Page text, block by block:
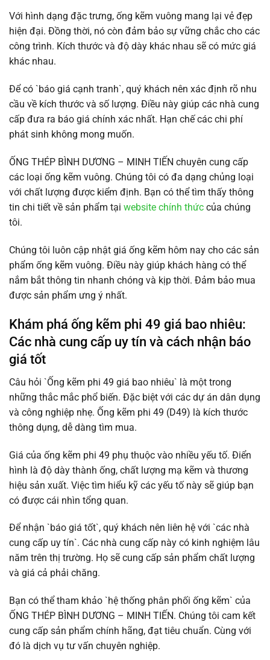
Với hình dạng đặc trưng, ống kẽm vuông mang lại vẻ đẹp
hiện đại. Đồng thời, nó còn đảm bảo sự vững chắc cho các
công trình. Kích thước và độ dày khác nhau sẽ có mức giá
khác nhau.
Để có `báo giá cạnh tranh`, quý khách nên xác định rõ nhu
cầu về kích thước và số lượng. Điều này giúp các nhà cung
cấp đưa ra báo giá chính xác nhất. Hạn chế các chi phí
phát sinh không mong muốn.
ỐNG THÉP BÌNH DƯƠNG – MINH TIẾN chuyên cung cấp
các loại ống kẽm vuông. Chúng tôi có đa dạng chủng loại
với chất lượng được kiểm định. Bạn có thể tìm thấy thông
tin chi tiết về sản phẩm tại website chính thức của chúng
tôi.
Chúng tôi luôn cập nhật giá ống kẽm hôm nay cho các sản
phẩm ống kẽm vuông. Điều này giúp khách hàng có thể
nắm bắt thông tin nhanh chóng và kịp thời. Đảm bảo mua
được sản phẩm ưng ý nhất.
Khám phá ống kẽm phi 49 giá bao nhiêu:
Các nhà cung cấp uy tín và cách nhận báo
giá tốt
Câu hỏi `Ống kẽm phi 49 giá bao nhiêu` là một trong
những thắc mắc phổ biến. Đặc biệt với các dự án dân dụng
và công nghiệp nhẹ. Ống kẽm phi 49 (D49) là kích thước
thông dụng, dễ dàng tìm mua.
Giá của ống kẽm phi 49 phụ thuộc vào nhiều yếu tố. Điển
hình là độ dày thành ống, chất lượng mạ kẽm và thương
hiệu sản xuất. Việc tìm hiểu kỹ các yếu tố này sẽ giúp bạn
có được cái nhìn tổng quan.
Để nhận `báo giá tốt`, quý khách nên liên hệ với `các nhà
cung cấp uy tín`. Các nhà cung cấp này có kinh nghiệm lâu
năm trên thị trường. Họ sẽ cung cấp sản phẩm chất lượng
và giá cả phải chăng.
Bạn có thể tham khảo `hệ thống phân phối ống kẽm` của
ỐNG THÉP BÌNH DƯƠNG – MINH TIẾN. Chúng tôi cam kết
cung cấp sản phẩm chính hãng, đạt tiêu chuẩn. Cùng với
đó là dịch vụ tư vấn chuyên nghiệp.